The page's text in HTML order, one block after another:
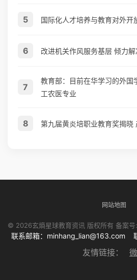
5 国际化人才培养与教育对外开
6 改进机关作风服务基层 倾力
7
教育部：目前在华学习的外国
工农医专业
8 第九届黄炎培职业教育奖揭晓
网站地图
© 2026玄熵星球教育资讯 版权所有 备案号:
联系邮箱：minhang_lian@163.com
友情链接：